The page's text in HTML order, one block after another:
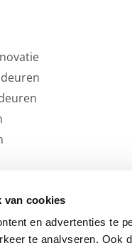
van cookies
en advertenties te
te analyseren. Ook